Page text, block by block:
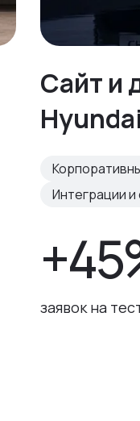
Сайт и
Интеграции
заявок на